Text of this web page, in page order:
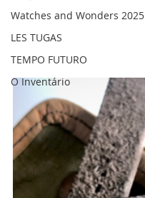
Watches and Wonders 2025
LES TUGAS
TEMPO FUTURO
O Inventário